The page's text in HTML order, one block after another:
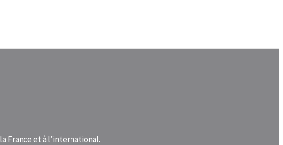
France et à l’international.